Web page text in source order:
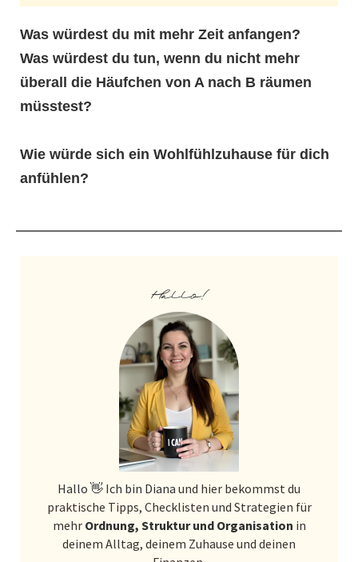
Was würdest du mit mehr Zeit anfangen?
Was würdest du tun, wenn du nicht mehr
überall die Häufchen von A nach B räumen
müsstest?
Wie würde sich ein Wohlfühlzuhause für dich
anfühlen?
Hallo!
Hallo 👋 Ich bin Diana und hier bekommst du
praktische Tipps, Checklisten und Strategien für
mehr Ordnung, Struktur und Organisation in
deinem Alltag, deinem Zuhause und deinen